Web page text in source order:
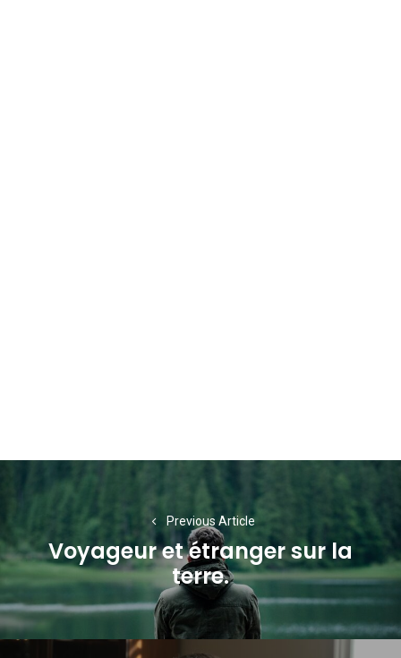
Navigation
l’article
Previous Article
Previous
post:
Voyageur et étranger sur la
terre.